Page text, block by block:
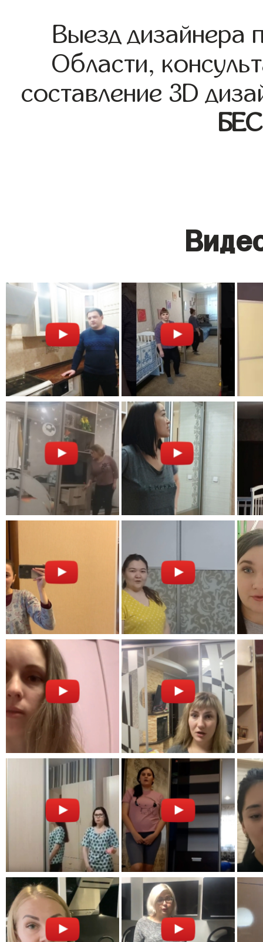
Выезд дизайнера
Области,
составление 3D